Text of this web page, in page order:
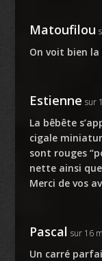
Matoufilou
On voit bien la
Estienne sur
La bêbête
cigale
sont rouges
nette ainsi
Merci de vos
Pascal sur 16
Un carré